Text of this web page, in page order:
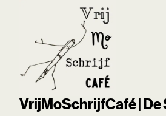
VrijMoSchrijfCafé |